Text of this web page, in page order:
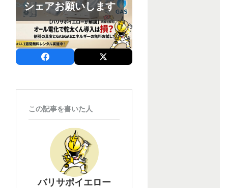
シェアお願いします
この記事を書いた人
バリサポイエロー